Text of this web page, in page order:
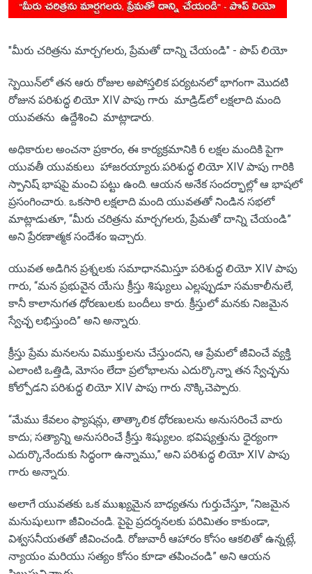
"మీరు చరిత్రను మార్చగలరు, ప్రేమతో దాన్ని చేయండి" - పొప్ లియో
స్పెయిన్‌లో తన ఆరు రోజుల అపోస్తలిక పర్యటనలో భాగంగా మొదటి
రోజున పరిశుద్ధ లియో XIV పాపు గారు మాడ్రిడ్‌లో లక్షలాది మంది
యువతను ఉద్దేశించి మాట్లాడారు.
అధికారుల అంచనా ప్రకారం, ఈ కార్యక్రమానికి 6 లక్షల మందికి పైగా
యువతీ యువకులు హాజరయ్యారు.పరిశుద్ధ లియో XIV పాపు గారికి
స్పానిష్ భాషపై మంచి పట్టు ఉంది. ఆయన అనేక సందర్భాల్లో ఆ భాషలో
ప్రసంగించారు. ఒకసారి లక్షలాది మంది యువతతో నిండిన సభలో
మాట్లాడుతూ, “మీరు చరిత్రను మార్చగలరు, ప్రేమతో దాన్ని చేయండి”
అని ప్రేరణాత్మక సందేశం ఇచ్చారు.
యువత అడిగిన ప్రశ్నలకు సమాధానమిస్తూ పరిశుద్ధ లియో XIV పాపు
గారు, “మన ప్రభువైన యేసు క్రీస్తు శిష్యులు ఎల్లప్పుడూ సమకాలీనులే,
కానీ కాలానుగత ధోరణులకు బందీలు కారు. క్రీస్తులో మనకు నిజమైన
స్వేచ్ఛ లభిస్తుంది” అని అన్నారు.
క్రీస్తు ప్రేమ మనలను విముక్తులను చేస్తుందని, ఆ ప్రేమలో జీవించే వ్యక్తి
ఎలాంటి ఒత్తిడి, మోసం లేదా ప్రలోభాలను ఎదుర్కొన్నా తన స్వేచ్ఛను
కోల్పోడని పరిశుద్ధ లియో XIV పాపు గారు నొక్కిచెప్పారు.
“మేము కేవలం ఫ్యాషన్లు, తాత్కాలిక ధోరణులను అనుసరించే వారు
కాదు; సత్యాన్ని అనుసరించే క్రీస్తు శిష్యులం. భవిష్యత్తును ధైర్యంగా
ఎదుర్కొనేందుకు సిద్ధంగా ఉన్నాము,” అని పరిశుద్ధ లియో XIV పాపు
గారు అన్నారు.
అలాగే యువతకు ఒక ముఖ్యమైన బాధ్యతను గుర్తుచేస్తూ, “నిజమైన
మనుషులుగా జీవించండి. పైపై ప్రదర్శనలకు పరిమితం కాకుండా,
విశ్వసనీయతతో జీవించండి. రోజువారీ ఆహారం కోసం ఆకలితో ఉన్నట్లే,
న్యాయం మరియు సత్యం కోసం కూడా తపించండి” అని ఆయన